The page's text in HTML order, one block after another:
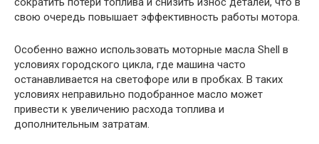
свою очередь повышает эффективность работы мотора.
Особенно важно использовать моторные масла Shell в
условиях городского цикла, где машина часто
останавливается на светофоре или в пробках. В таких
условиях неправильно подобранное масло может
привести к увеличению расхода топлива и
дополнительным затратам.